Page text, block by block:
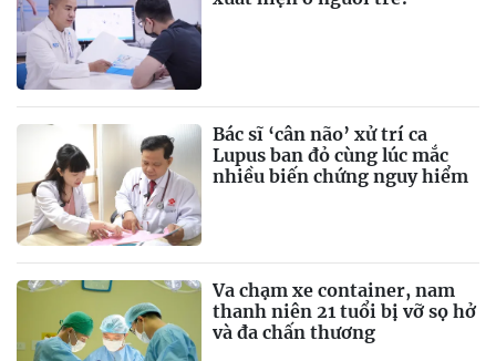
Bác sĩ ‘cân não’ xử trí ca
Lupus ban đỏ cùng lúc mắc
nhiều biến chứng nguy hiểm
Va chạm xe container, nam
thanh niên 21 tuổi bị vỡ sọ hở
và đa chấn thương